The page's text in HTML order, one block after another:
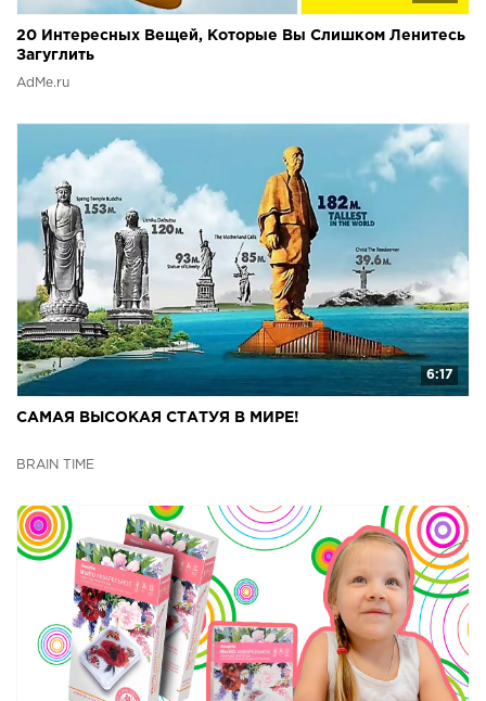
20 Интересных Вещей, Которые Вы Слишком Ленитесь
Загуглить
AdMe.ru
6:17
САМАЯ ВЫСОКАЯ СТАТУЯ В МИРЕ!
BRAIN TIME